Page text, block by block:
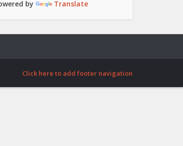
by Translate
Click here to add footer navigation